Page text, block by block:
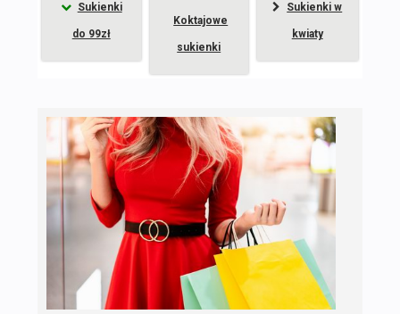
Sukienki
do 99zł
Koktajowe
sukienki
Sukienki w
kwiaty